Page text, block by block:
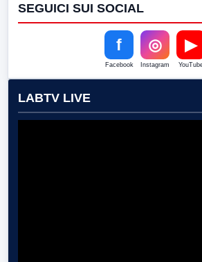
SEGUICI SUI SOCIAL
f
Facebook
◎
Instagram
▶
LABTV LIVE